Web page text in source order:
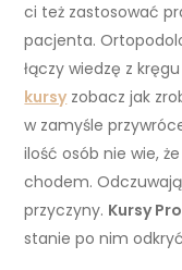
ci też zastosować
pacjenta.
łączy wiedzę z
kursy zobacz jak
w zamyśle
ilość osób nie wie,
chodem.
przyczyny. Kursy
stanie po nim